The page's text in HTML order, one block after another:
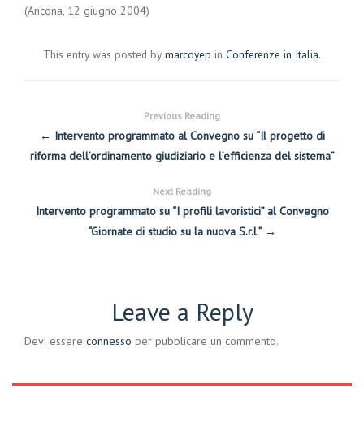
(Ancona, 12 giugno 2004)
This entry was posted by marcoyep in Conferenze in Italia.
Previous Reading
← Intervento programmato al Convegno su “Il progetto di
riforma dell’ordinamento giudiziario e l’efficienza del sistema”
Next Reading
Intervento programmato su “I profili lavoristici” al Convegno
“Giornate di studio su la nuova S.r.l.” →
Leave a Reply
Devi essere connesso per pubblicare un commento.